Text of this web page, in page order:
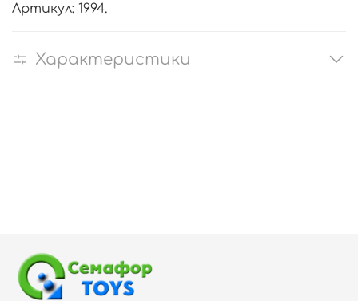
Артикул: 1994.
Характеристики